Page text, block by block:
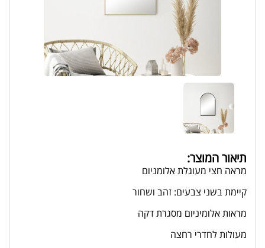
תיאור המוצר:
מראה חצי מעוגלת אלומניום
קיימת בשני צבעים: זהב ושחור
מראות אלומיניום מסגרת דקה
מעולות לחדרי רחצה